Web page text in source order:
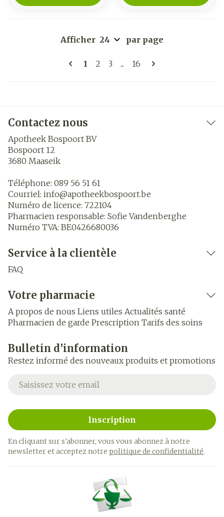
Pages
Vous lisez actuellement la page
1 Page
2 Page
3 ... Page
16
Afficher par page
Contactez nous
Apotheek Bospoort BV
Bospoort 12
3680 Maaseik
Téléphone: 089 56 51 61
Courriel: info@apotheekbospoort.be
Numéro de licence: 722104
Pharmacien responsable: Sofie Vandenberghe
Numéro TVA: BE0426680036
Service à la clientèle
FAQ
Votre pharmacie
A propos de nous Liens utiles Actualités santé
Pharmacien de garde Prescription Tarifs des soins
Bulletin d’information
Restez informé des nouveaux produits et promotions
Adresse mail
Inscription
En cliquant sur s'abonner, vous vous abonnez à notre
newsletter et acceptez notre politique de confidentialité.